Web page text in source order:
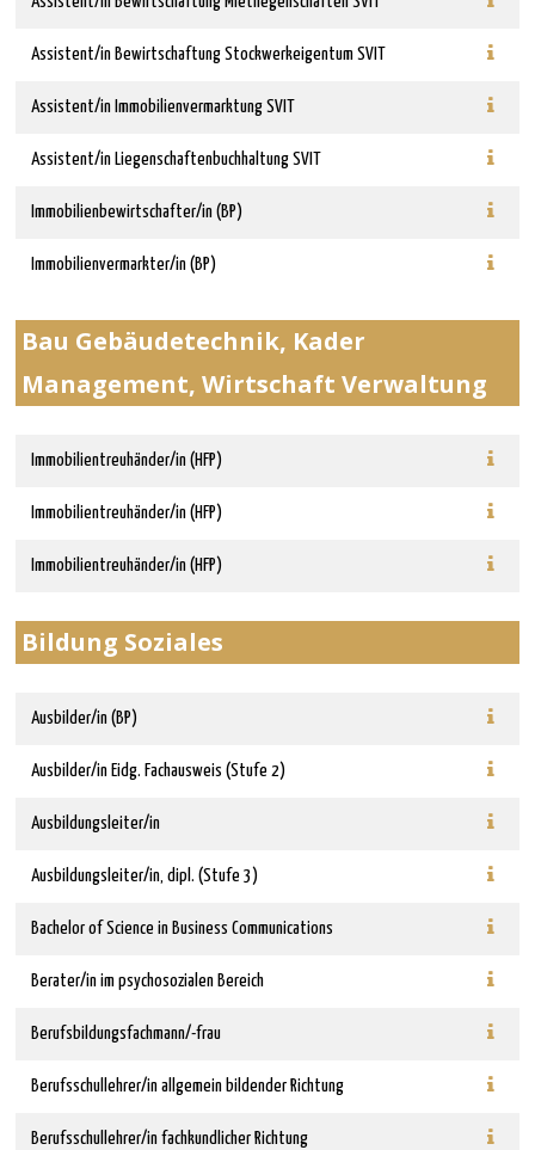
Assistent/in Bewirtschaftung Stockwerkeigentum SVIT
Assistent/in Immobilienvermarktung SVIT
Assistent/in Liegenschaftenbuchhaltung SVIT
Immobilienbewirtschafter/in (BP)
Immobilienvermarkter/in (BP)
Bau Gebäudetechnik, Kader
Management, Wirtschaft Verwaltung
Immobilientreuhänder/in (HFP)
Immobilientreuhänder/in (HFP)
Immobilientreuhänder/in (HFP)
Bildung Soziales
Ausbilder/in (BP)
Ausbilder/in Eidg. Fachausweis (Stufe 2)
Ausbildungsleiter/in
Ausbildungsleiter/in, dipl. (Stufe 3)
Bachelor of Science in Business Communications
Berater/in im psychosozialen Bereich
Berufsbildungsfachmann/-frau
Berufsschullehrer/in allgemein bildender Richtung
Berufsschullehrer/in fachkundlicher Richtung